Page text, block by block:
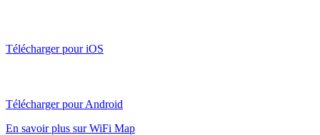
Télécharger pour iOS
Télécharger pour Android
En savoir plus sur WiFi Map